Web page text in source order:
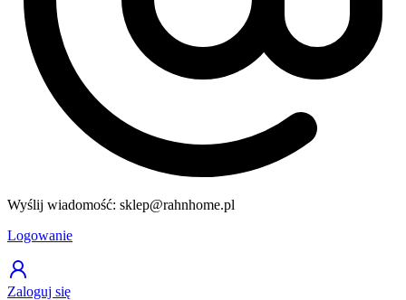
Wyślij wiadomość: sklep@rahnhome.pl
Logowanie
Zaloguj się